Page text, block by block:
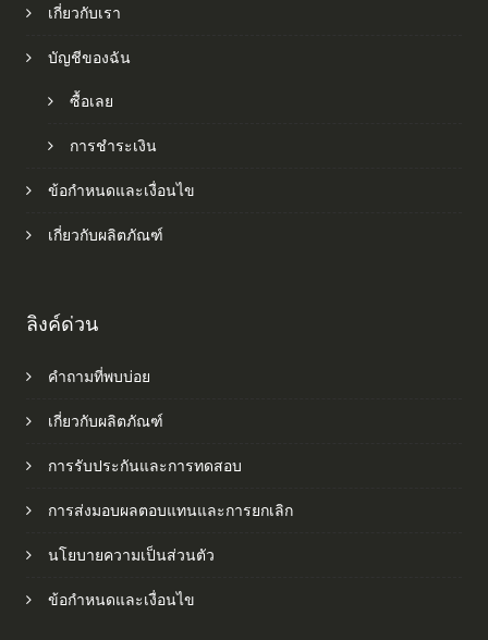
เกี่ยวกับเรา
บัญชีของฉัน
ซื้อเลย
การชำระเงิน
ข้อกำหนดและเงื่อนไข
เกี่ยวกับผลิตภัณฑ์
ลิงค์ด่วน
คำถามที่พบบ่อย
เกี่ยวกับผลิตภัณฑ์
การรับประกันและการทดสอบ
การส่งมอบผลตอบแทนและการยกเลิก
นโยบายความเป็นส่วนตัว
ข้อกำหนดและเงื่อนไข